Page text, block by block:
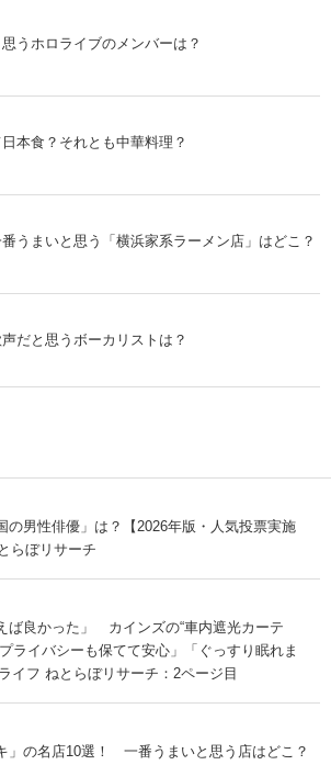
うホロライブのメンバーは？
本食？それとも中華料理？
うまいと思う「横浜家系ラーメン店」はどこ？
だと思うボーカリストは？
の男性俳優」は？【2026年版・人気投票実施
らぼリサーチ
ば良かった」 カインズの“車内遮光カーテ
ライバシーも保てて安心」「ぐっすり眠れま
イフ ねとらぼリサーチ：2ページ目
」の名店10選！ 一番うまいと思う店はどこ？